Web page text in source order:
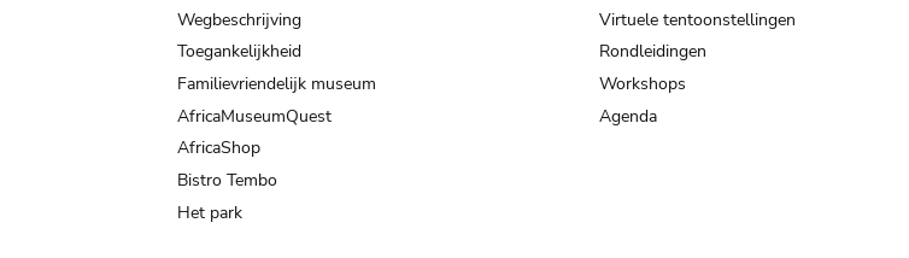
Wegbeschrijving
Toegankelijkheid
Familievriendelijk museum
AfricaMuseumQuest
AfricaShop
Bistro Tembo
Het park
Virtuele tentoonstellingen
Rondleidingen
Workshops
Agenda